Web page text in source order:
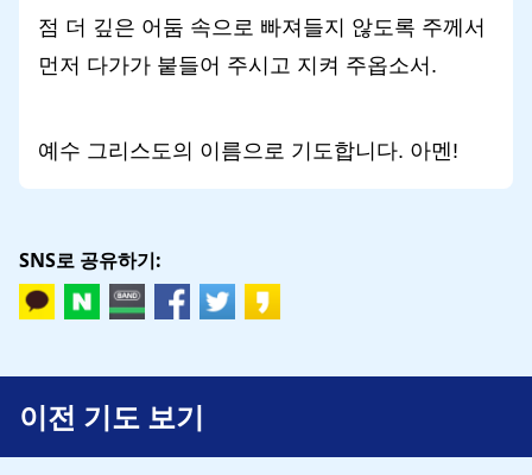
점 더 깊은 어둠 속으로 빠져들지 않도록 주께서
먼저 다가가 붙들어 주시고 지켜 주옵소서.
예수 그리스도의 이름으로 기도합니다. 아멘!
SNS로 공유하기:
이전 기도 보기